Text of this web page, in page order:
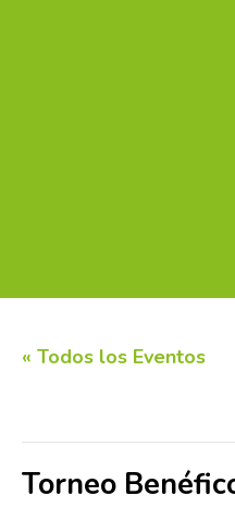
« Todos los Eventos
Torneo